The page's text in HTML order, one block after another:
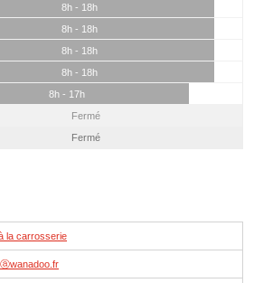
8h - 18h
8h - 18h
8h - 18h
8h - 18h
8h - 17h
Fermé
Fermé
la carrosserie